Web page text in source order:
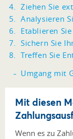
Ziehen Sie
Analysieren
Etablieren
Sichern Sie
Treffen Sie
Umgang mit
Mit diesen
Wenn es zu